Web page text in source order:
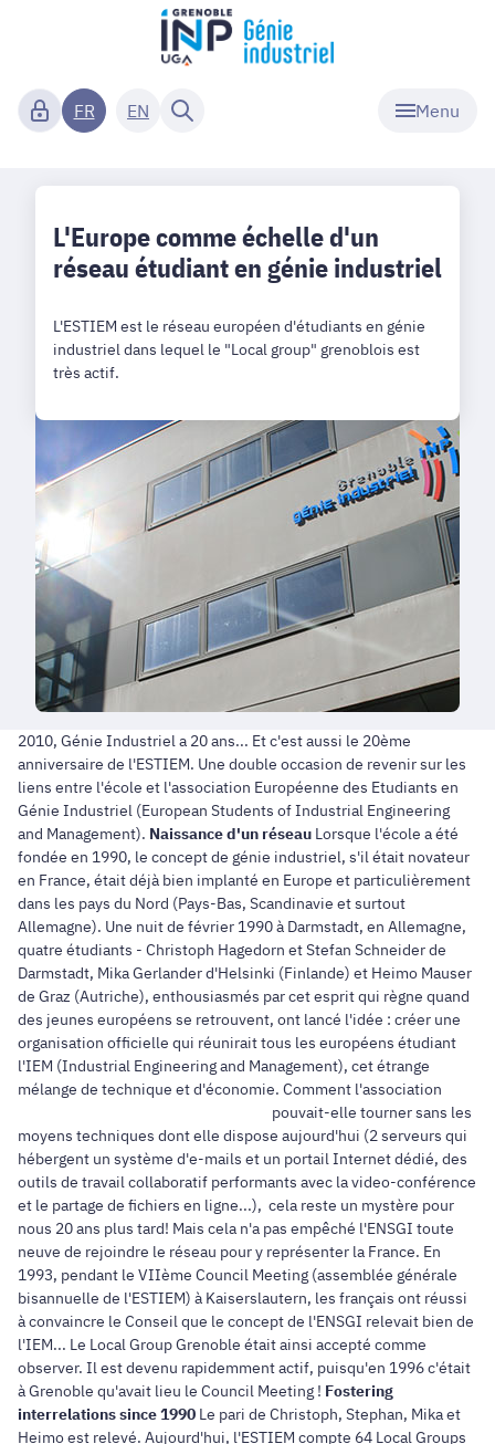
Menu
FR EN
L'Europe comme échelle d'un
réseau étudiant en génie industriel
L'ESTIEM est le réseau européen d'étudiants en génie
industriel dans lequel le "Local group" grenoblois est
très actif.
2010, Génie Industriel a 20 ans... Et c'est aussi le 20ème
anniversaire de l'ESTIEM. Une double occasion de revenir sur les
liens entre l'école et l'association Européenne des Etudiants en
Génie Industriel (European Students of Industrial Engineering
and Management). Naissance d'un réseau Lorsque l'école a été
fondée en 1990, le concept de génie industriel, s'il était novateur
en France, était déjà bien implanté en Europe et particulièrement
dans les pays du Nord (Pays-Bas, Scandinavie et surtout
Allemagne). Une nuit de février 1990 à Darmstadt, en Allemagne,
quatre étudiants - Christoph Hagedorn et Stefan Schneider de
Darmstadt, Mika Gerlander d'Helsinki (Finlande) et Heimo Mauser
de Graz (Autriche), enthousiasmés par cet esprit qui règne quand
des jeunes européens se retrouvent, ont lancé l'idée : créer une
organisation officielle qui réunirait tous les européens étudiant
l'IEM (Industrial Engineering and Management), cet étrange
mélange de technique et d'économie. Comment l'association
pouvait-elle tourner sans les
moyens techniques dont elle dispose aujourd'hui (2 serveurs qui
hébergent un système d'e-mails et un portail Internet dédié, des
outils de travail collaboratif performants avec la video-conférence
et le partage de fichiers en ligne...), cela reste un mystère pour
nous 20 ans plus tard! Mais cela n'a pas empêché l'ENSGI toute
neuve de rejoindre le réseau pour y représenter la France. En
1993, pendant le VIIème Council Meeting (assemblée générale
bisannuelle de l'ESTIEM) à Kaiserslautern, les français ont réussi
à convaincre le Conseil que le concept de l'ENSGI relevait bien de
l'IEM... Le Local Group Grenoble était ainsi accepté comme
observer. Il est devenu rapidemment actif, puisqu'en 1996 c'était
à Grenoble qu'avait lieu le Council Meeting ! Fostering
interrelations since 1990 Le pari de Christoph, Stephan, Mika et
Heimo est relevé. Aujourd'hui, l'ESTIEM compte 64 Local Groups